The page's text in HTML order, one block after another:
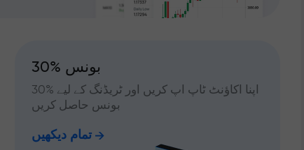
30% بونس
اپنا اکاؤنٹ ٹاپ اپ کریں اور ٹریڈنگ کے لیے %30
بونس حاصل کریں
تمام دیکھیں